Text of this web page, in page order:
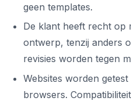
geen templates.
De klant heeft recht op
ontwerp, tenzij anders
revisies worden tegen
Websites worden
browsers.